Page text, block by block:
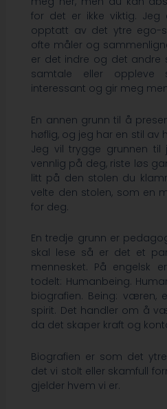
for det er ikke viktig.
opptatt av det ytre ego-
ofte måler og
er det indre og det andre
samtale eller oppleve
interessant og gir meg
En annen grunn til å
høflig, og jeg har en stil av
Jeg vil trygge grunnen til
vennlig på deg, riste løs
litt på den stolen du
velte den stolen, som en
for deg.
En tredje grunn er
skal lese så er det et
mennesket. På engelsk
todelt: Humanbeing.
biografien. Being: væren,
spirit. Det handler om å
da det skaper kraft og
Biografien er som det
det vi stolt eller skamfull
gjelder hvem vi er.